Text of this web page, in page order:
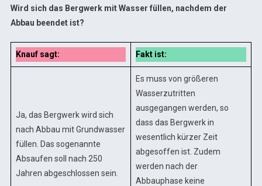
Wird sich das Bergwerk mit Wasser füllen, nachdem der
Abbau beendet ist?
Knauf sagt: Fakt ist:
Ja, das Bergwerk wird sich
nach Abbau mit Grundwasser
füllen. Das sogenannte
Absaufen soll nach 250
Jahren abgeschlossen sein.
Es muss von größeren
Wasserzutritten
ausgegangen werden, so
dass das Bergwerk in
wesentlich kürzer Zeit
abgesoffen ist. Zudem
werden nach der
Abbauphase keine